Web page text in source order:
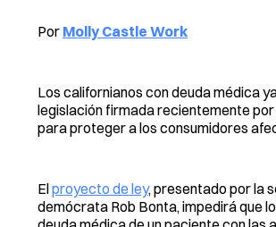
Por Molly Castle Work
Los californianos con deuda médica
legislación firmada recientemente
para proteger a los consumidores
Elproyecto de ley, presentado por la
demócrata Rob Bonta, impedirá que